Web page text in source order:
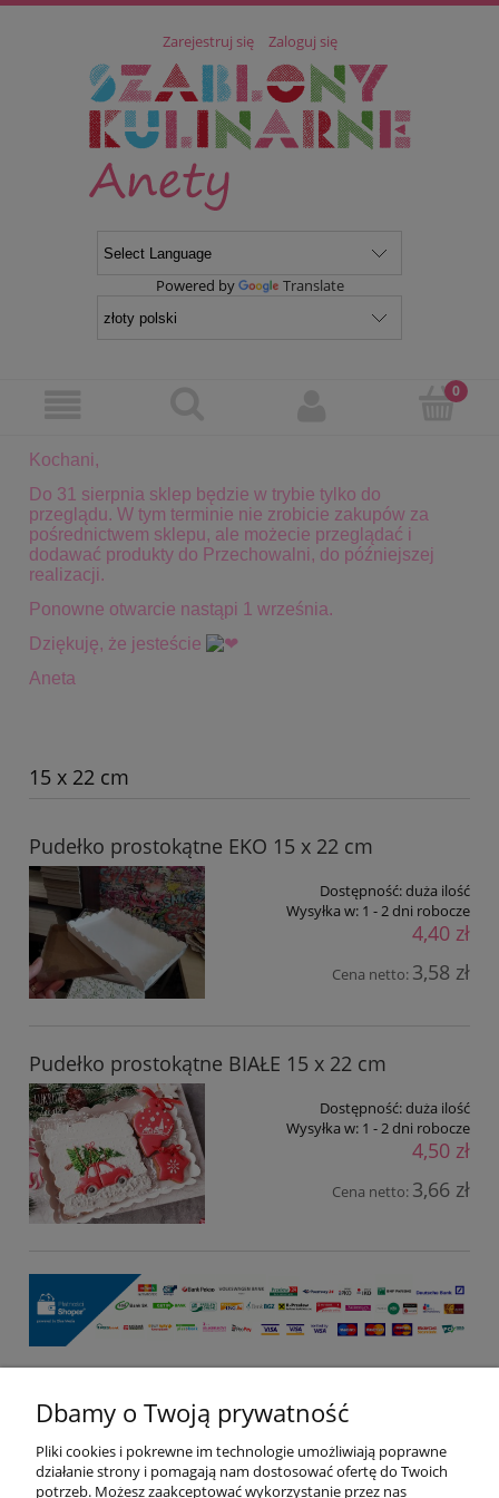
Zarejestruj się Zaloguj się
Powered by Translate
Kochani,
Do 31 sierpnia sklep będzie w trybie tylko do
przeglądu. W tym terminie nie zrobicie zakupów za
pośrednictwem sklepu, ale możecie przeglądać i
dodawać produkty do Przechowalni, do późniejszej
realizacji.
Ponowne otwarcie nastąpi 1 września.
Dziękuję, że jesteście
Aneta
15 x 22 cm
Pudełko prostokątne EKO 15 x 22 cm
Dostępność:duża ilość
Wysyłka w: 1 - 2 dni robocze
4,40 zł
Cena netto: 3,58 zł
Pudełko prostokątne BIAŁE 15 x 22 cm
Dostępność:duża ilość
Wysyłka w: 1 - 2 dni robocze
4,50 zł
Cena netto: 3,66 zł
Pomoc
Moje konto
Dbamy o Twoją prywatność
Pliki cookies i pokrewne im technologie umożliwiają poprawne
działanie strony i pomagają nam dostosować ofertę do Twoich
potrzeb. Możesz zaakceptować wykorzystanie przez nas